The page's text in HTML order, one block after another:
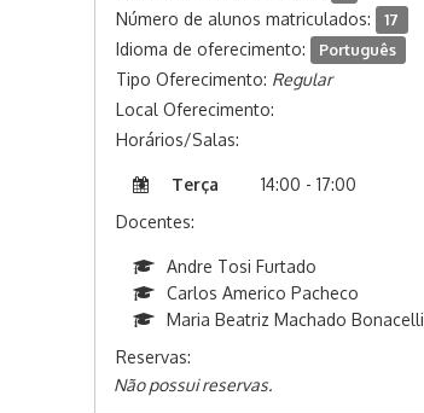
Número de alunos matriculados: 17
Idioma de oferecimento: Português
Tipo Oferecimento: Regular
Local Oferecimento:
Horários/Salas:
Terça
14:00 - 17:00
Docentes:
Andre Tosi Furtado
Carlos Americo Pacheco
Maria Beatriz Machado Bonacelli
Reservas:
Não possui reservas.